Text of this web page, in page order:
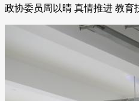
政协委员周以晴 真情推进 教育